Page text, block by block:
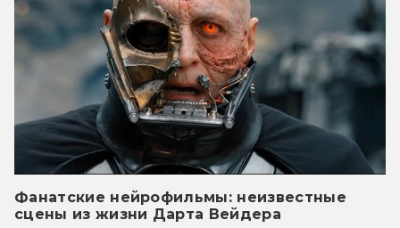
Фанатские нейрофильмы: неизвестные
сцены из жизни Дарта Вейдера